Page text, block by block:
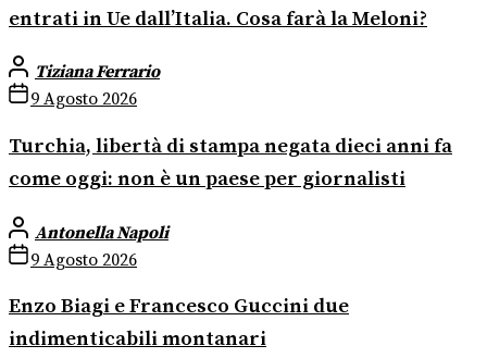
entrati in Ue dall’Italia. Cosa farà la Meloni?
Tiziana Ferrario
9 Agosto 2026
Turchia, libertà di stampa negata dieci anni fa
come oggi: non è un paese per giornalisti
Antonella Napoli
9 Agosto 2026
Enzo Biagi e Francesco Guccini due
indimenticabili montanari